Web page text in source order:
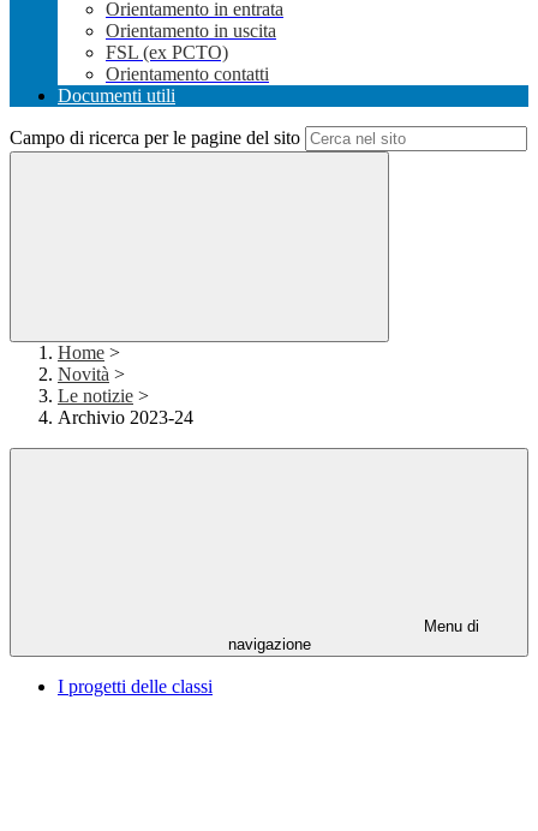
Orientamento in entrata
Orientamento in uscita
FSL (ex PCTO)
Orientamento contatti
Documenti utili
Campo di ricerca per le pagine del sito
Home >
Novità >
Le notizie >
Archivio 2023-24
Menu di
navigazione
I progetti delle classi